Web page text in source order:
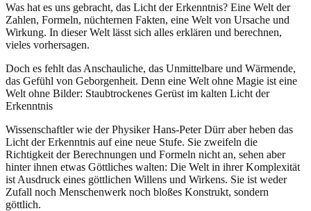
Was hat es uns gebracht, das Licht der Erkenntnis? Eine Welt der
Zahlen, Formeln, nüchternen Fakten, eine Welt von Ursache und
Wirkung. In dieser Welt lässt sich alles erklären und berechnen,
vieles vorhersagen.
Doch es fehlt das Anschauliche, das Unmittelbare und Wärmende,
das Gefühl von Geborgenheit. Denn eine Welt ohne Magie ist eine
Welt ohne Bilder: Staubtrockenes Gerüst im kalten Licht der
Erkenntnis
Wissenschaftler wie der Physiker Hans-Peter Dürr aber heben das
Licht der Erkenntnis auf eine neue Stufe. Sie zweifeln die
Richtigkeit der Berechnungen und Formeln nicht an, sehen aber
hinter ihnen etwas Göttliches walten: Die Welt in ihrer Komplexität
ist Ausdruck eines göttlichen Willens und Wirkens. Sie ist weder
Zufall noch Menschenwerk noch bloßes Konstrukt, sondern
göttlich.